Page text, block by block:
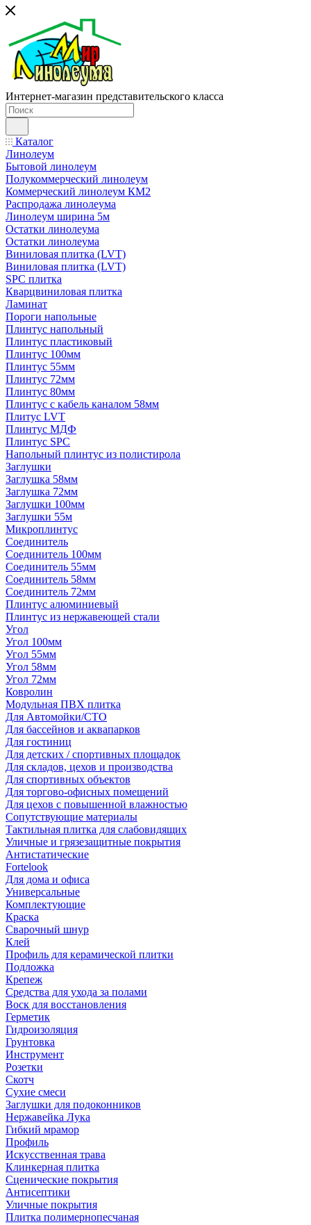
Интернет-магазин представительского класса
Каталог
Линолеум
Бытовой линолеум
Полукоммерческий линолеум
Коммерческий линолеум КМ2
Распродажа линолеума
Линолеум ширина 5м
Остатки линолеума
Остатки линолеума
Виниловая плитка (LVT)
Виниловая плитка (LVT)
SPC плитка
Кварцвиниловая плитка
Ламинат
Пороги напольные
Плинтус напольный
Плинтус пластиковый
Плинтус 100мм
Плинтус 55мм
Плинтус 72мм
Плинтус 80мм
Плинтус с кабель каналом 58мм
Плитус LVT
Плинтус МДФ
Плинтус SPC
Напольный плинтус из полистирола
Заглушки
Заглушка 58мм
Заглушка 72мм
Заглушки 100мм
Заглушки 55м
Микроплинтус
Соединитель
Соединитель 100мм
Соединитель 55мм
Соединитель 58мм
Соединитель 72мм
Плинтус алюминиевый
Плинтус из нержавеющей стали
Угол
Угол 100мм
Угол 55мм
Угол 58мм
Угол 72мм
Ковролин
Модульная ПВХ плитка
Для Автомойки/СТО
Для бассейнов и аквапарков
Для гостиниц
Для детских / спортивных площадок
Для складов, цехов и производства
Для спортивных объектов
Для торгово-офисных помещений
Для цехов с повышенной влажностью
Сопутствующие материалы
Тактильная плитка для слабовидящих
Уличные и грязезащитные покрытия
Антистатические
Fortelook
Для дома и офиса
Универсальные
Комплектующие
Краска
Сварочный шнур
Клей
Профиль для керамической плитки
Подложка
Крепеж
Средства для ухода за полами
Воск для восстановления
Герметик
Гидроизоляция
Грунтовка
Инструмент
Розетки
Скотч
Сухие смеси
Заглушки для подоконников
Нержавейка Лука
Гибкий мрамор
Профиль
Искусственная трава
Клинкерная плитка
Сценические покрытия
Антисептики
Уличные покрытия
Плитка полимернопесчаная